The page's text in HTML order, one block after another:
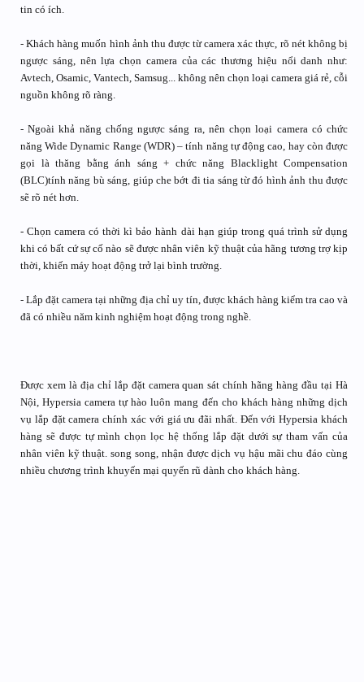
tin có ích.
- Khách hàng muốn hình ảnh thu được từ camera xác thực, rõ nét không bị
ngược sáng, nên lựa chọn camera của các thương hiệu nổi danh như:
Avtech, Osamic, Vantech, Samsug... không nên chọn loại camera giá rẻ, cỗi
nguồn không rõ ràng.
- Ngoài khả năng chống ngược sáng ra, nên chọn loại camera có chức
năng Wide Dynamic Range (WDR) – tính năng tự động cao, hay còn được
gọi là thăng bằng ánh sáng + chức năng Blacklight Compensation
(BLC)tính năng bù sáng, giúp che bớt đi tia sáng từ đó hình ảnh thu được
sẽ rõ nét hơn.
- Chọn camera có thời kì bảo hành dài hạn giúp trong quá trình sử dụng
khi có bất cứ sự cố nào sẽ được nhân viên kỹ thuật của hãng tương trợ kịp
thời, khiến máy hoạt động trở lại bình trường.
- Lắp đặt camera tại những địa chỉ uy tín, được khách hàng kiểm tra cao và
đã có nhiều năm kinh nghiệm hoạt động trong nghề.
Được xem là địa chỉ lắp đặt camera quan sát chính hãng hàng đầu tại Hà
Nội, Hypersia camera tự hào luôn mang đến cho khách hàng những dịch
vụ lắp đặt camera chính xác với giá ưu đãi nhất. Đến với Hypersia khách
hàng sẽ được tự mình chọn lọc hệ thống lắp đặt dưới sự tham vấn của
nhân viên kỹ thuật. song song, nhận được dịch vụ hậu mãi chu đáo cùng
nhiều chương trình khuyến mại quyến rũ dành cho khách hàng.